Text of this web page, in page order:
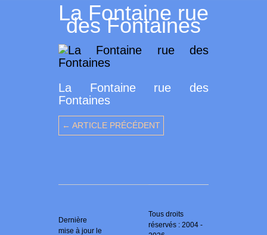
La Fontaine rue
des Fontaines
La Fontaine rue des
Fontaines
← ARTICLE PRÉCÉDENT
Dernière
mise à jour le
Tous droits
réservés : 2004 -